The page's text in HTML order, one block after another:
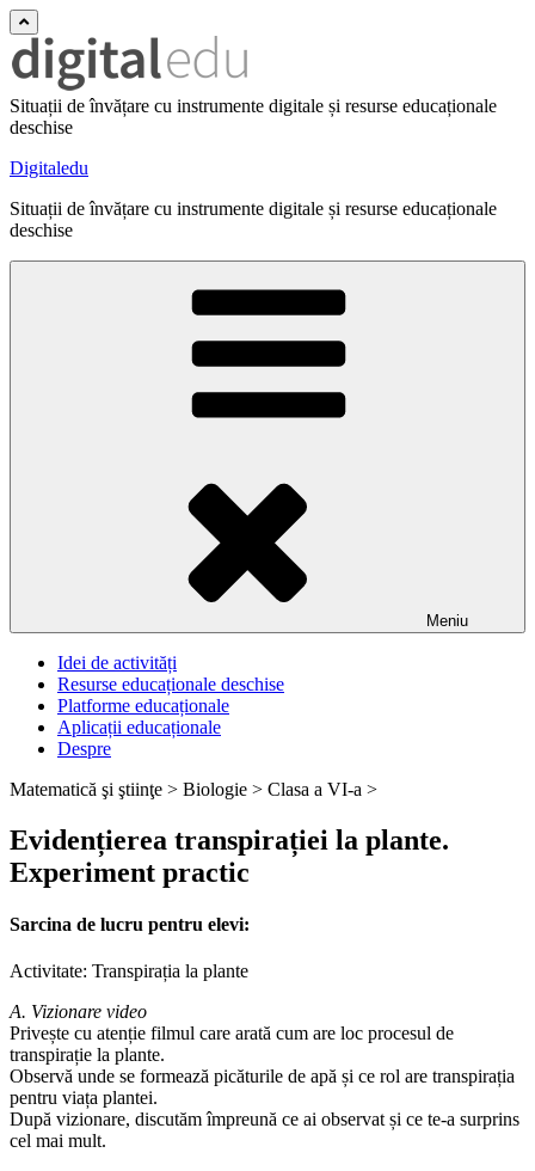
Situații de învățare cu instrumente digitale și resurse educaționale
deschise
Digitaledu
Situații de învățare cu instrumente digitale și resurse educaționale
deschise
Meniu
Idei de activități
Resurse educaționale deschise
Platforme educaționale
Aplicații educaționale
Despre
Matematică şi ştiinţe > Biologie > Clasa a VI-a >
Evidențierea transpirației la plante.
Experiment practic
Sarcina de lucru pentru elevi:
Activitate: Transpirația la plante
A. Vizionare video
Privește cu atenție filmul care arată cum are loc procesul de
transpirație la plante.
Observă unde se formează picăturile de apă și ce rol are transpirația
pentru viața plantei.
După vizionare, discutăm împreună ce ai observat și ce te-a surprins
cel mai mult.